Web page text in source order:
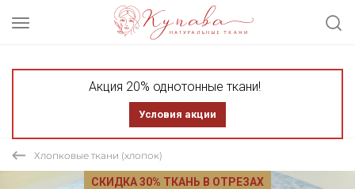
Акция 20% однотонные ткани!
Условия акции
Хлопковые ткани (хлопок)
СКИДКА 30% ТКАНЬ В ОТРЕЗАХ